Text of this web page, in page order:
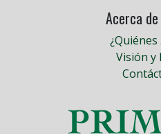
Acerca
¿Quiénes
Visión y